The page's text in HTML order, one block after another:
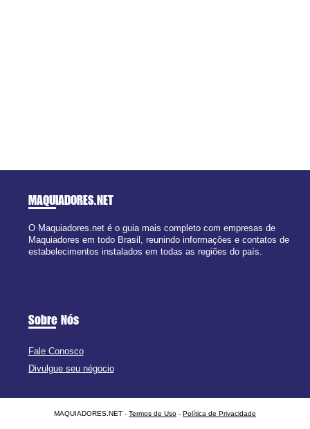
MAQUIADORES.NET
O Maquiadores.net é o guia mais completo com empresas de
Maquiadores em todo Brasil, reunindo informações e contatos de
estabelecimentos instalados em todas as regiões do país.
Sobre Nós
Fale Conosco
Divulgue seu négocio
MAQUIADORES.NET - Termos de Uso - Política de Privacidade